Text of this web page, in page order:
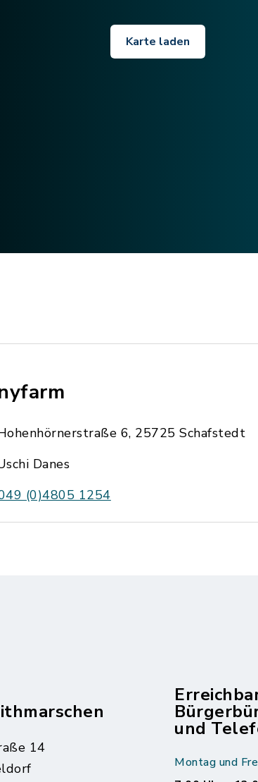
Karte laden
6, 25725 Schafstedt
Danes
(0)4805 1254
14
und
Montag und